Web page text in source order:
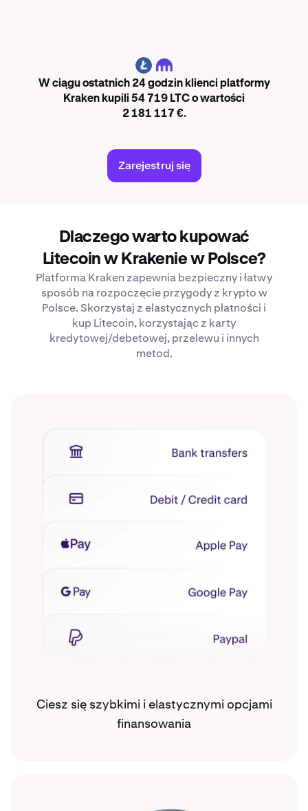
LTC
W ciągu ostatnich 24 godzin klienci platformy
Kraken kupili 54 719 LTC o wartości
2 181 117 €.
Zarejestruj się
Dlaczego warto kupować
Litecoin w Krakenie w Polsce?
Platforma Kraken zapewnia bezpieczny i łatwy
sposób na rozpoczęcie przygody z krypto w
Polsce. Skorzystaj z elastycznych płatności i
kup Litecoin, korzystając z karty
kredytowej/debetowej, przelewu i innych
metod.
Ciesz się szybkimi i elastycznymi opcjami
finansowania